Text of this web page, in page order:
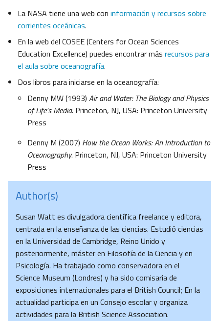
La NASA tiene una web con información y recursos sobre
corrientes oceánicas.
En la web del COSEE (Centers for Ocean Sciences
Education Excellence) puedes encontrar más recursos para
el aula sobre oceanografía.
Dos libros para iniciarse en la oceanografía:
Denny MW (1993) Air and Water: The Biology and Physics
of Life’s Media. Princeton, NJ, USA: Princeton University
Press
Denny M (2007) How the Ocean Works: An Introduction to
Oceanography. Princeton, NJ, USA: Princeton University
Press
Author(s)
Susan Watt es divulgadora científica freelance y editora,
centrada en la enseñanza de las ciencias. Estudió ciencias
en la Universidad de Cambridge, Reino Unido y
posteriormente, máster en Filosofía de la Ciencia y en
Psicología. Ha trabajado como conservadora en el
Science Museum (Londres) y ha sido comisaria de
exposiciones internacionales para el British Council; En la
actualidad participa en un Consejo escolar y organiza
actividades para la British Science Association.